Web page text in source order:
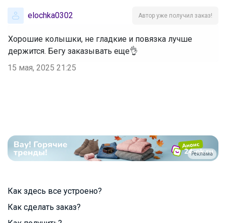
elochka0302 Автор уже получил заказ!
Хорошие колышки, не гладкие и повязка лучше
держится. Бегу заказывать еще👌
15 мая, 2025 21:25
Реклама
Как здесь все устроено?
Как сделать заказ?